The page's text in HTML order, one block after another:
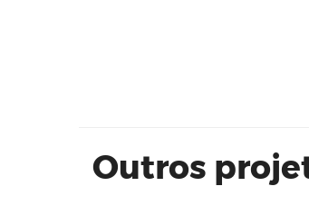
Outros